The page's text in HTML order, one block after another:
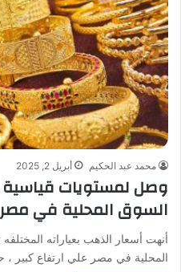
محمد عبد الحكيم أبريل 2, 2025
وصل لمستويات قياسية
السوق المحلية في
أنهت أسعار الذهب بعياراته المختلفه
المحلية في مصر علي ارتفاع